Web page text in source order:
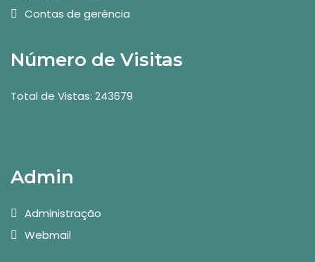
Contas de gerência
Número de Visitas
Total de Vistas: 243679
Admin
Administração
Webmail